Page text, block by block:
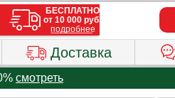
Доставка
смотреть